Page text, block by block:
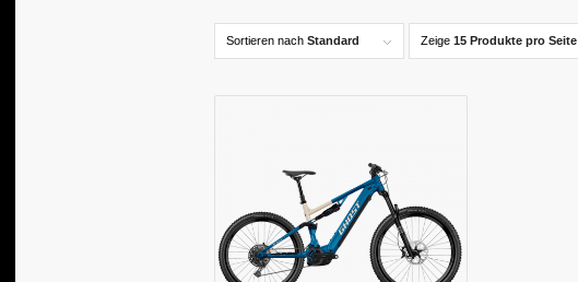
Sortieren nach Standard Zeige 15 Produkte pro Seite